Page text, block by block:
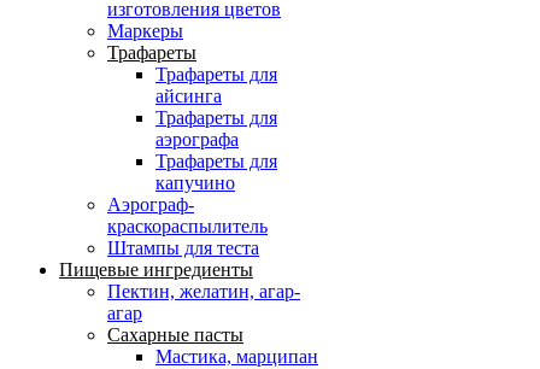
изготовления цветов
Маркеры
Трафареты
Трафареты для
айсинга
Трафареты для
аэрографа
Трафареты для
капучино
Аэрограф-
краскораспылитель
Штампы для теста
Пищевые ингредиенты
Пектин, желатин, агар-
агар
Сахарные пасты
Мастика, марципан